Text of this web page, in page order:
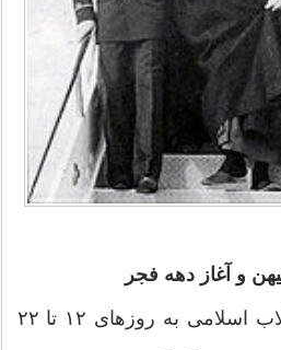
و آغاز دهه فجر
دههٔ فجر انقلاب اسلامی به روزهای ۱۲ تا ۲۲